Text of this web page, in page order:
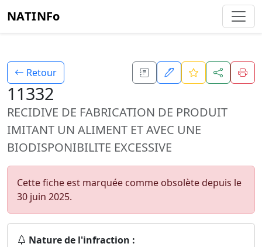
NATINFo
Retour
11332
RECIDIVE DE FABRICATION DE PRODUIT
IMITANT UN ALIMENT ET AVEC UNE
BIODISPONIBILITE EXCESSIVE
Cette fiche est marquée comme obsolète depuis le
30 juin 2025.
Nature de l'infraction :